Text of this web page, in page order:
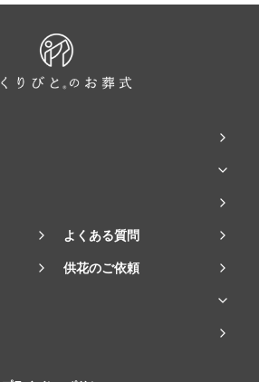
よくある質問
供花のご依頼